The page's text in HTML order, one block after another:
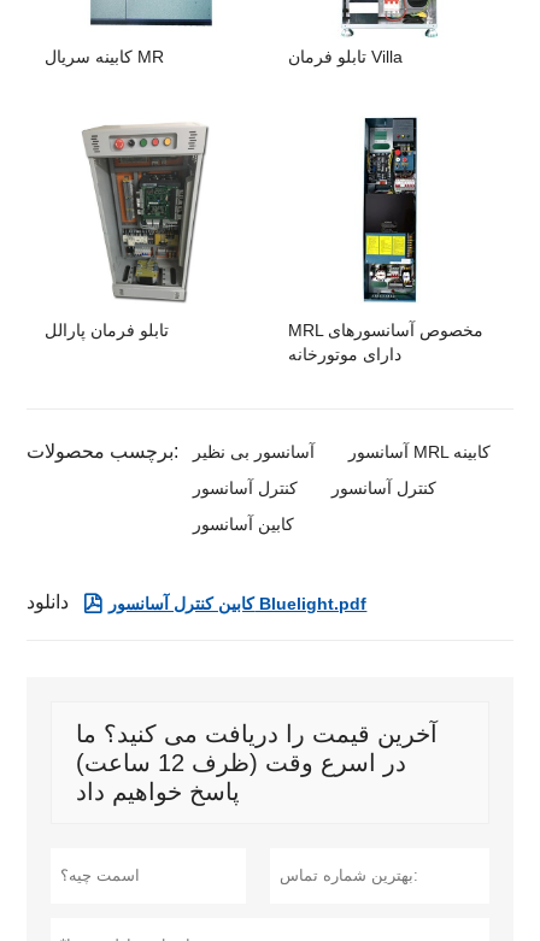
کابینه سریال MR تابلو فرمان Villa
تابلو فرمان پارالل
MRL مخصوص آسانسورهای
دارای موتورخانه
برچسب محصولات: آسانسور بی نظیر
آسانسور MRL کابینه
کنترل آسانسور
کنترل آسانسور
کابین آسانسور
دانلود  کابین کنترل آسانسور Bluelight.pdf
آخرین قیمت را دریافت می کنید؟ ما
در اسرع وقت (ظرف 12 ساعت)
پاسخ خواهیم داد